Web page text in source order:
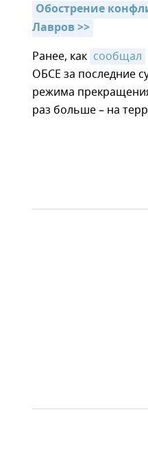
Обострение
Лавров >>
Ранее, как сообщал
ОБСЕ за последние
режима
раз больше – на